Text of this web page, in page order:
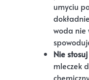
umyciu
woda nie
Nie
mleczek